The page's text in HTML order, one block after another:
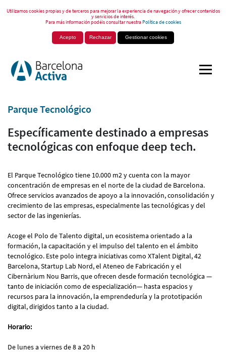
Utilizamos cookies propias y de terceros para mejorar la experiencia de navegación y ofrecer contenidos
y servicios de interés.
Para más información podéis consultar nuestraPolítica de cookies
Acepto Rechazar Gestionar cookies
Parque Tecnológico
Específicamente destinado a empresas
tecnológicas con enfoque deep tech.
El Parque Tecnológico tiene 10.000 m2 y cuenta con la mayor
concentración de empresas en el norte de la ciudad de Barcelona.
Ofrece servicios avanzados de apoyo a la innovación, consolidación y
crecimiento de las empresas, especialmente las tecnológicas y del
sector de las ingenierías.
Acoge el Polo de Talento digital, un ecosistema orientado a la
formación, la capacitación y el impulso del talento en el ámbito
tecnológico. Este polo integra iniciativas como XTalent Digital, 42
Barcelona, ​​Startup Lab Nord, el Ateneo de Fabricación y el
Cibernàrium Nou Barris, que ofrecen desde formación tecnológica —
tanto de iniciación como de especialización— hasta espacios y
recursos para la innovación, la emprendeduría y la prototipación
digital, dirigidos tanto a la ciudad.
Horario:
De lunes a viernes de 8 a 20 h